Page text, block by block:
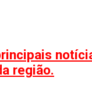
região.